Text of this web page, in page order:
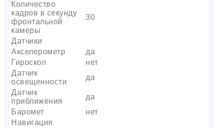
Количество
кадров в секунду
фронтальной
камеры
30
Датчики
Акселерометр
да
Гироскоп
нет
Датчик
освещенности
да
Датчик
приближения
да
Баромет
нет
Навигация